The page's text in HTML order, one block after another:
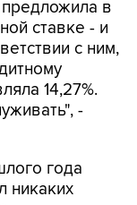
с ним,
14,27%.
-
года
для